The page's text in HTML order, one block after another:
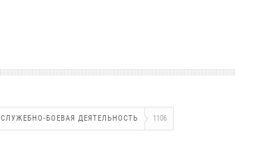
СЛУЖЕБНО-БОЕВАЯ ДЕЯТЕЛЬНОСТЬ 1106